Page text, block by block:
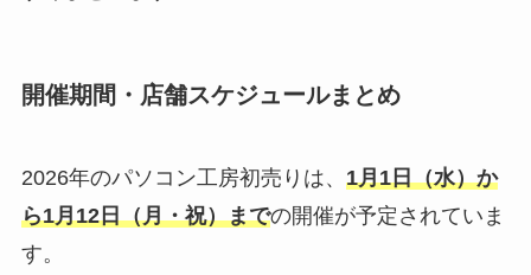
開催期間・店舗スケジュールまとめ
2026年のパソコン工房初売りは、 1月1日（水）か
ら1月12日（月・祝）までの開催が予定されていま
す。